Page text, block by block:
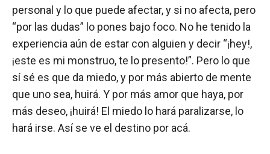
personal y lo que puede afectar, y si no afecta, pero
“por las dudas” lo pones bajo foco. No he tenido la
experiencia aún de estar con alguien y decir “¡hey!,
¡este es mi monstruo, te lo presento!”. Pero lo que
sí sé es que da miedo, y por más abierto de mente
que uno sea, huirá. Y por más amor que haya, por
más deseo, ¡huirá! El miedo lo hará paralizarse, lo
hará irse. Así se ve el destino por acá.